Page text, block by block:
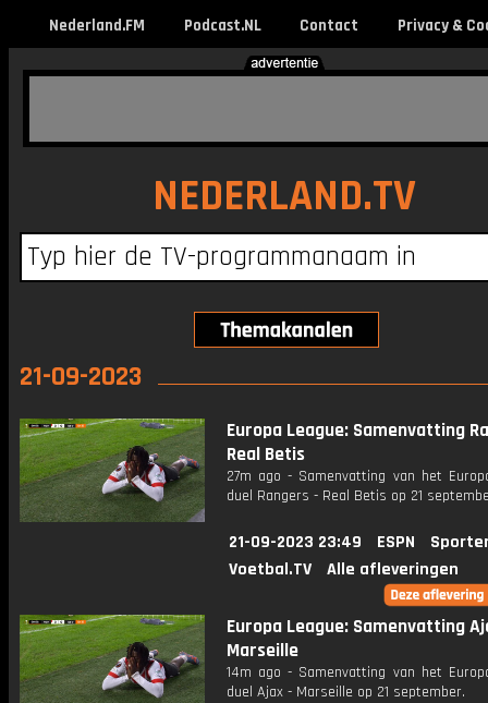
Nederland.FM Podcast.NL Contact Privacy &
NEDERLAND.TV
21-09-2023
Europa League: Samenvatting
Real Betis
27m ago - Samenvatting van het
duel Rangers - Real Betis op 21
21-09-2023 23:49 ESPN
Voetbal.TV
Alle afleveringen
Europa League: Samenvatting
Marseille
14m ago - Samenvatting van het
duel Ajax - Marseille op 21 september.